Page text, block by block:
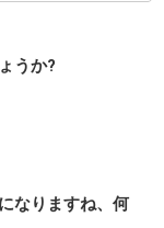
うか?
なりますね、何